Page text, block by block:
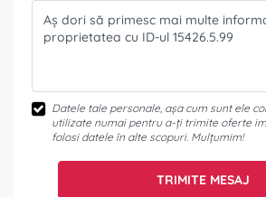
Datele tale personale, așa cum sunt ele
utilizate numai pentru a-ți trimite oferte
folosi datele în alte scopuri. Mulțumim!
TRIMITE MESAJ